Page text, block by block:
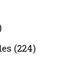
(224)